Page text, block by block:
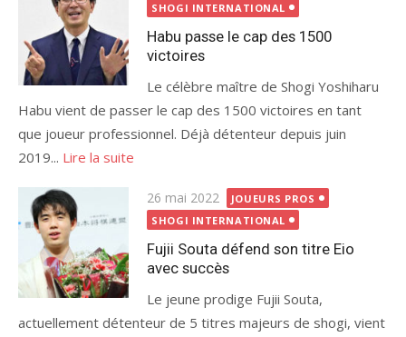
le
SHOGI INTERNATIONAL
Habu passe le cap des 1500
victoires
Le célèbre maître de Shogi Yoshiharu
Habu vient de passer le cap des 1500 victoires en tant
que joueur professionnel. Déjà détenteur depuis juin
2019... Lire la suite
Publié
le
26 mai 2022
JOUEURS PROS
SHOGI INTERNATIONAL
Fujii Souta défend son titre Eio
avec succès
Le jeune prodige Fujii Souta,
actuellement détenteur de 5 titres majeurs de shogi, vient